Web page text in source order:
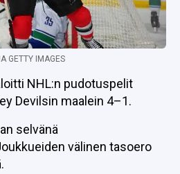
GETTY IMAGES
NHL:n pudotuspelit
Devilsin maalein 4–1.
selvänä
välinen tasoero